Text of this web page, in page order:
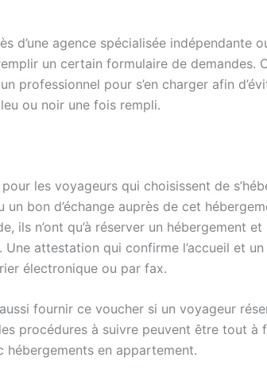
d’une agence spécialisée indépendante
un certain formulaire de demandes.
professionnel pour s’en charger afin
ou noir une fois rempli.
les voyageurs qui choisissent de
bon d’échange auprès de cet
ils n’ont qu’à réserver un hébergement et
Une attestation qui confirme l’accueil et
électronique ou par fax.
fournir ce voucher si un voyageur
procédures à suivre peuvent être tout à
en appartement.